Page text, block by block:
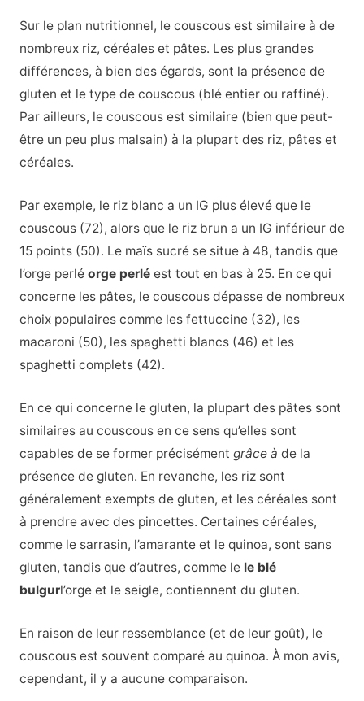
Sur le plan nutritionnel, le couscous est similaire à de
nombreux riz, céréales et pâtes. Les plus grandes
différences, à bien des égards, sont la présence de
gluten et le type de couscous (blé entier ou raffiné).
Par ailleurs, le couscous est similaire (bien que peut-
être un peu plus malsain) à la plupart des riz, pâtes et
céréales.
Par exemple, le riz blanc a un IG plus élevé que le
couscous (72), alors que le riz brun a un IG inférieur de
15 points (50). Le maïs sucré se situe à 48, tandis que
l’orge perlé orge perléest tout en bas à 25. En ce qui
concerne les pâtes, le couscous dépasse de nombreux
choix populaires comme les fettuccine (32), les
macaroni (50), les spaghetti blancs (46) et les
spaghetti complets (42).
En ce qui concerne le gluten, la plupart des pâtes sont
similaires au couscous en ce sens qu’elles sont
capables de se former précisément grâce à de la
présence de gluten. En revanche, les riz sont
généralement exempts de gluten, et les céréales sont
à prendre avec des pincettes. Certaines céréales,
comme le sarrasin, l’amarante et le quinoa, sont sans
gluten, tandis que d’autres, comme le le blé
bulgurl’orge et le seigle, contiennent du gluten.
En raison de leur ressemblance (et de leur goût), le
couscous est souvent comparé au quinoa. À mon avis,
cependant, il y a aucune comparaison.